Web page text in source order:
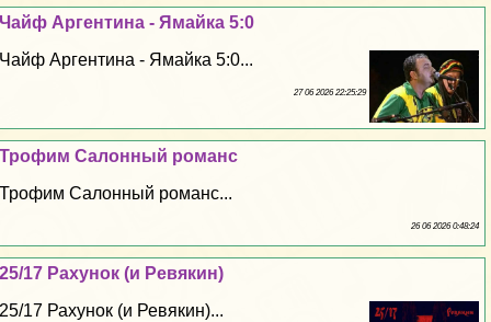
Чайф Аргентина - Ямайка 5:0
Чайф Аргентина - Ямайка 5:0...
27 06 2026 22:25:29
Трофим Салонный романс
Трофим Салонный романс...
26 06 2026 0:48:24
25/17 Рахунок (и Ревякин)
25/17 Рахунок (и Ревякин)...